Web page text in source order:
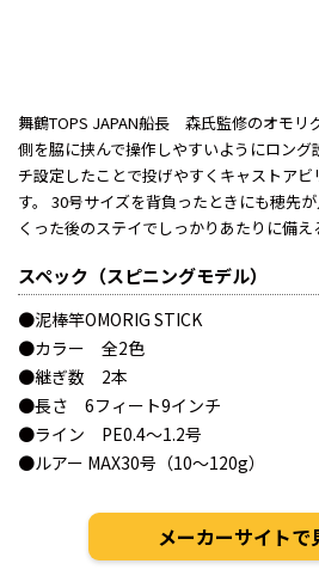
舞鶴TOPS JAPAN船長 森氏監修のオモリ
側を脇に挟んで操作しやすいようにロン
チ設定したことで投げやすくキャストア
す。 30号サイズを背負ったときにも穂先
くった後のステイでしっかりあたりに備え
スペック（スピニングモデル）
●泥棒竿OMORIG STICK
●カラー 全2色
●継ぎ数 2本
●長さ 6フィート9インチ
●ライン PE0.4～1.2号
●ルアー MAX30号（10～120g）
メーカーサイトで